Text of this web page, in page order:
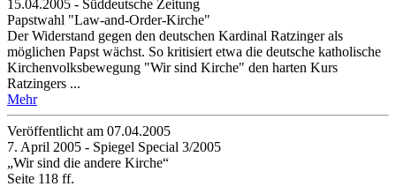
15.04.2005 - Süddeutsche Zeitung
Papstwahl "Law-and-Order-Kirche"
Der Widerstand gegen den deutschen Kardinal Ratzinger als
möglichen Papst wächst. So kritisiert etwa die deutsche katholische
Kirchenvolksbewegung "Wir sind Kirche" den harten Kurs
Ratzingers ...
Mehr
Veröffentlicht am 07­.04.2005
7. April 2005 - Spiegel Special 3/2005
„Wir sind die andere Kirche“
Seite 118 ff.